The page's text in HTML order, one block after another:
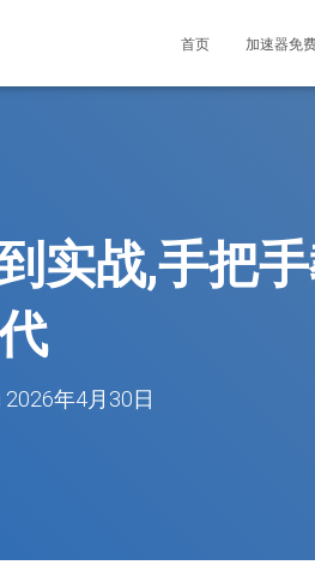
首页 加速器免
实战,手把
2026年4月30日